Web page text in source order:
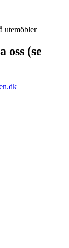
utemöbler
oss (se